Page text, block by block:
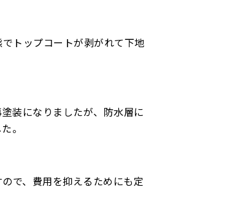
トップコートが剥がれて下地
装になりましたが、防水層に
。
で、費用を抑えるためにも定